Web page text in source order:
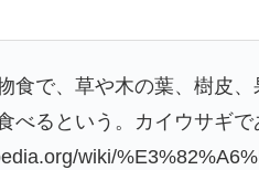
食で、草や木の葉、樹皮
べるという。カイウサギ
wiki/